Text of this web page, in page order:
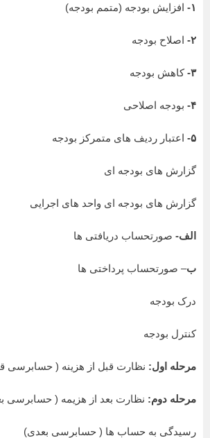
۱- افزایش بودجه (متمم بودجه)
۲- اصلاح بودجه
۳- کاهش بودجه
۴- بودجه اصلاحی
۵- اعتبار ردیف های متمرکز بودجه
گزارش های بودجه ای
گزارش های بودجه ای واحد های اجرایی
الف- صورتحساب دریافتی ها
ب– صورتحساب پرداختی ها
درک بودجه
کنترل بودجه
مرحله اول: نظارت قبل از هزینه ( حسابرسی
مرحله دوم: نظارت بعد از هزیمه ( حسابرسی
رسیدگی به حساب ها ( حسابرسی بعدی)